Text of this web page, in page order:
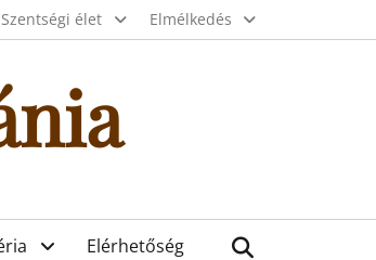
Szentségi élet Elmélkedés
Elérhetőség